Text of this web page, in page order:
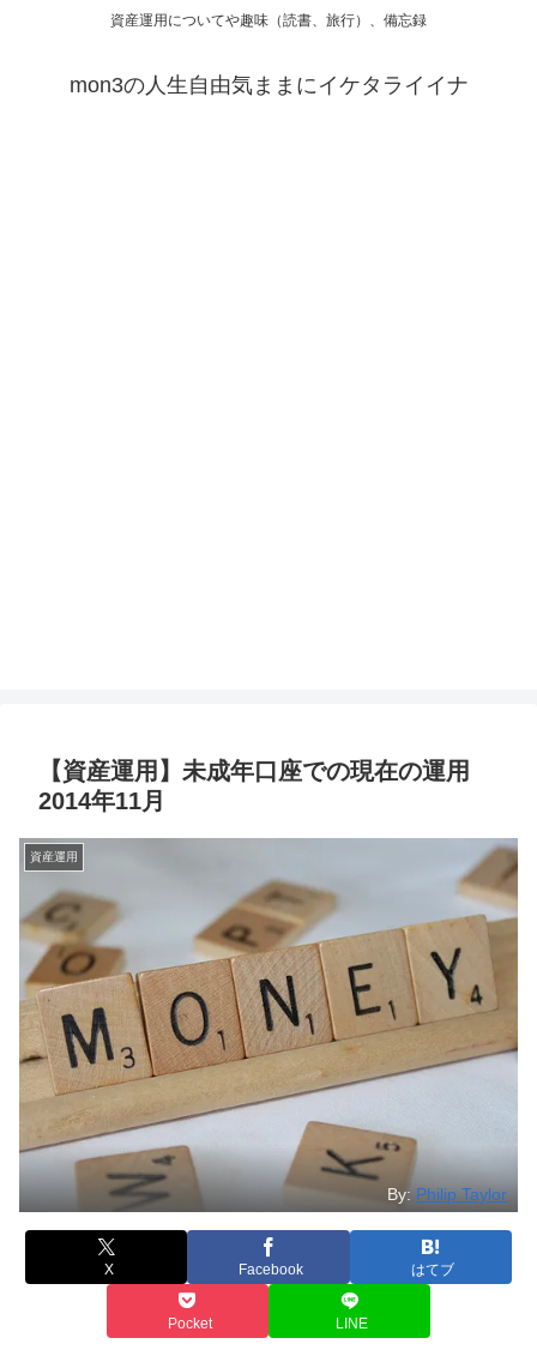
資産運用についてや趣味（読書、旅行）、備忘録
mon3の人生自由気ままにイケタライイナ
【資産運用】未成年口座での現在の運用
2014年11月
資産運用
By: Philip Taylor
X Facebook はてブ
Pocket LINE